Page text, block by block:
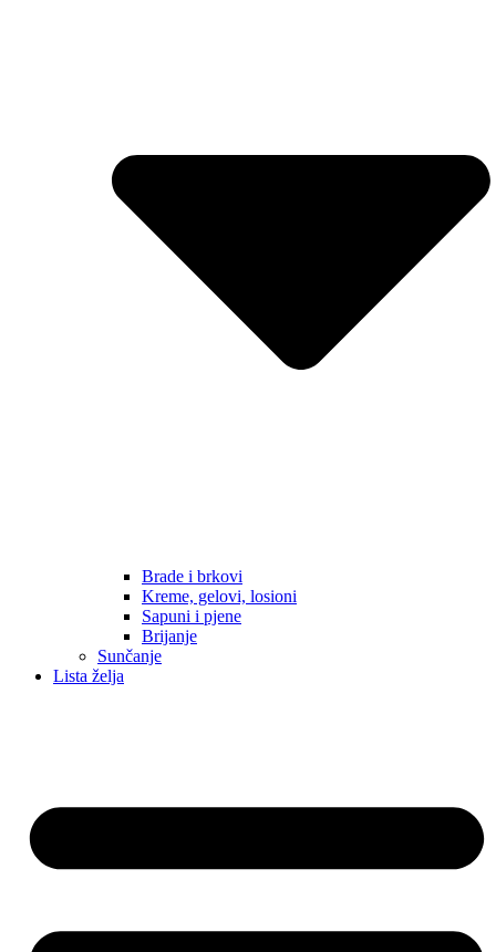
Brade i brkovi
Kreme, gelovi, losioni
Sapuni i pjene
Brijanje
Sunčanje
Lista želja